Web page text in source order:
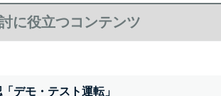
に役立つコンテンツ
デモ・テスト運転」